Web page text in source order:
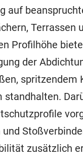
auf
Terrassen
Profilhöhe
der
spritzendem
standhalten.
und
zusätzlich